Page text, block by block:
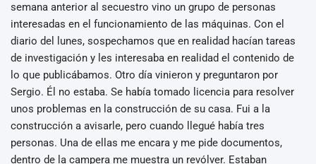
semana anterior al secuestro vino un grupo de personas
interesadas en el funcionamiento de las máquinas. Con el
diario del lunes, sospechamos que en realidad hacían tareas
de investigación y les interesaba en realidad el contenido de
lo que publicábamos. Otro día vinieron y preguntaron por
Sergio. Él no estaba. Se había tomado licencia para resolver
unos problemas en la construcción de su casa. Fui a la
construcción a avisarle, pero cuando llegué había tres
personas. Una de ellas me encara y me pide documentos,
dentro de la campera me muestra un revólver. Estaban